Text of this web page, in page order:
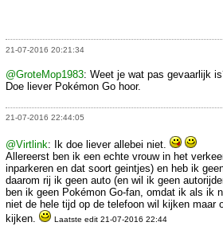
21-07-2016 20:21:34
@GroteMop1983: Weet je wat pas gevaarlijk
Doe liever Pokémon Go hoor.
21-07-2016 22:44:05
@Virtlink: Ik doe liever allebei niet.
Allereerst ben ik een echte vrouw in het
inparkeren en dat soort geintjes) en heb ik
daarom rij ik geen auto (en wil ik geen
ben ik geen Pokémon Go-fan, omdat ik als ik
niet de hele tijd op de telefoon wil kijken maar
kijken.
Laatste edit 21-07-2016 22:44